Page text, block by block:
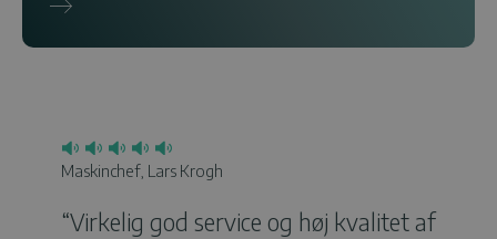
Maskinchef, Lars Krogh
“Virkelig god service og høj kvalitet af